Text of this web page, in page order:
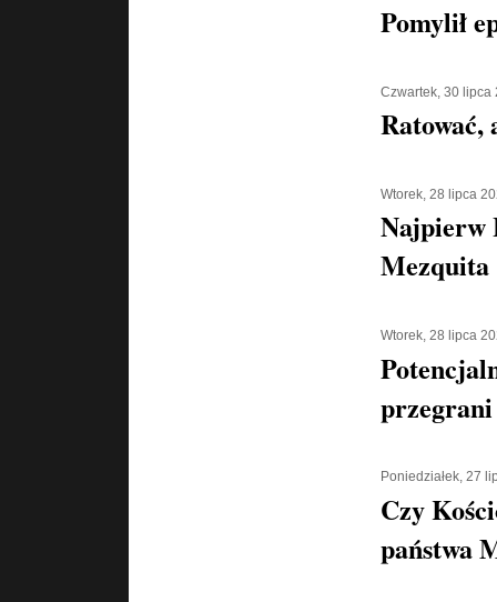
Pomylił
Czwartek, 30 lipca
Ratować,
Wtorek, 28 lipca
Najpierw
Wtorek, 28 lipca
przegrani
Poniedziałek, 27
Czy
państwa